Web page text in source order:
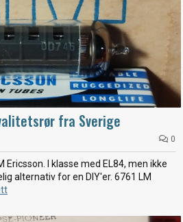
fra Sverige
0
I klasse med EL84, men ikke
alternativ for en DIY'er. 6761 LM